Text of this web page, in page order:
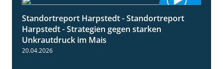
9:11
Standortreport Harpstedt - Standortreport
Harpstedt - Strategien gegen starken
Unkrautdruck im Mais
20.04.2026